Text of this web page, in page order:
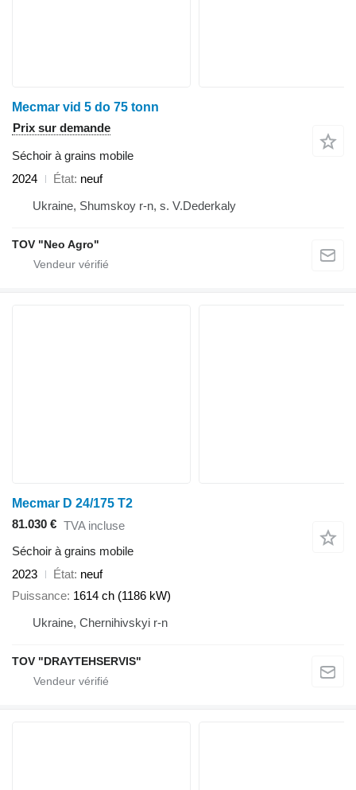
Mecmar vid 5 do 75 tonn
Prix sur demande
Séchoir à grains mobile
2024
État neuf
Ukraine, Shumskoy r-n, s. V.Dederkaly
TOV "Neo Agro"
Mecmar D 24/175 T2
81.030 € TVA incluse
Séchoir à grains mobile
2023
État neuf
Puissance 1614 ch (1186 kW)
Ukraine, Chernihivskyi r-n
TOV "DRAYTEHSERVIS"